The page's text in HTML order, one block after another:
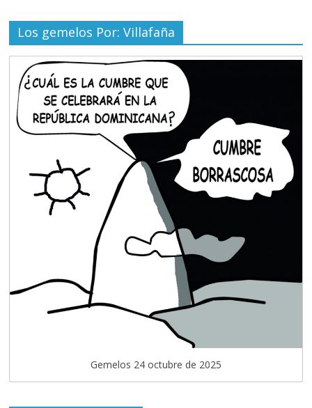
Los gemelos Por: Villafaña
Gemelos 24 octubre de 2025